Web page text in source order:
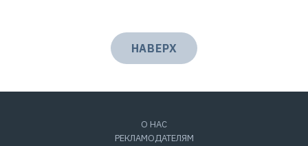
НАВЕРХ
О НАС
РЕКЛАМОДАТЕЛЯМ